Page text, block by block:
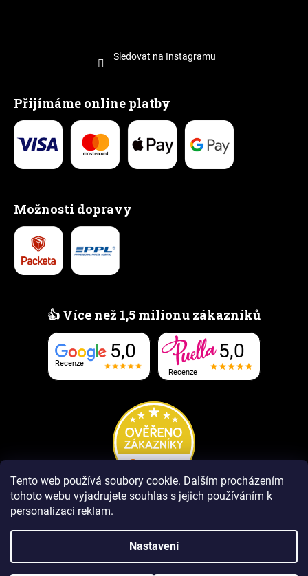
Tento web používá soubory cookie. Dalším procházením
tohoto webu vyjadrujete souhlas s jejich používáním k
personalizaci reklam.
Nastavení
Sledovat na Instagramu
Přijímáme online platby
Možnosti dopravy
👍 Více než 1,5 milionu zákazníků
Recenze
5,0
Recenze
5,0